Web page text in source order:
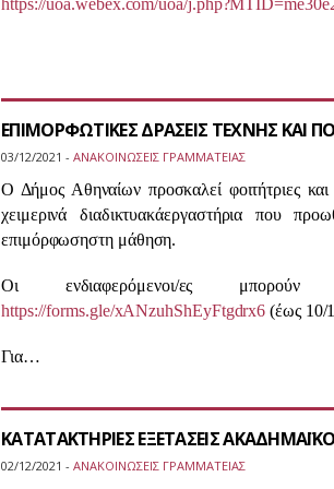
https://uoa.webex.com/uoa/
ΕΠΙΜΟΡΦΩΤΙΚΕΣ ΔΡΑΣΕΙΣ ΤΕΧΝΗΣ ΚΑΙ
03/12/2021 - ΑΝΑΚΟΙΝΩΣΕΙΣ ΓΡΑΜΜΑΤΕΙΑΣ
Ο Δήμος Αθηναίων προσκαλεί φοιτήτριες
χειμερινά διαδικτυακάεργαστήρια που
επιμόρφωσηστη μάθηση.
Οι ενδιαφερόμενοι/ες
https://forms.gle/xANzuhShEyFtgdrx6 (έως 10/
Για…
ΚΑΤΑΤΑΚΤΗΡΙΕΣ ΕΞΕΤΑΣΕΙΣ
02/12/2021 - ΑΝΑΚΟΙΝΩΣΕΙΣ ΓΡΑΜΜΑΤΕΙΑΣ